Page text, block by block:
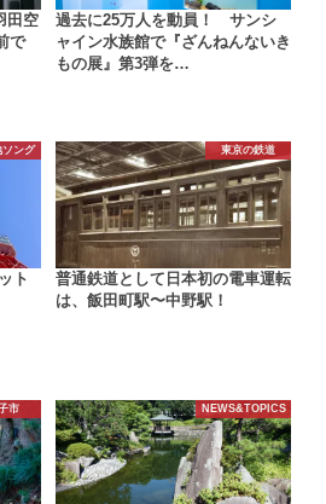
田空
で
過去に25万人を動員！ サンシ
ャイン水族館で『ざんねんないき
もの展』第3弾を…
ソング
ト
東京の鉄道
普通鉄道として日本初の電車運転
は、飯田町駅〜中野駅！
市 NEWS&TOPICS